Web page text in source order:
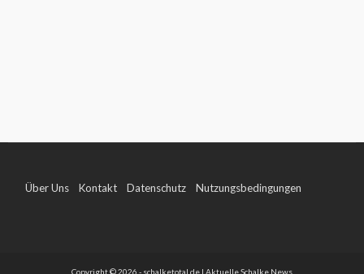
Über Uns Kontakt Datenschutz Nutzungsbedingungen
Copyright © 2026 - schalketotal.de | Aktuelle Schalke News